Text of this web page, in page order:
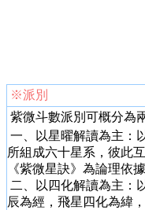
※派別
紫微斗數派別可概分為
一、以星曜解讀為主：
所組成六十星系，彼此
《紫微星訣》為論理依據
二、以四化解讀為主：
辰為經，飛星四化為緯